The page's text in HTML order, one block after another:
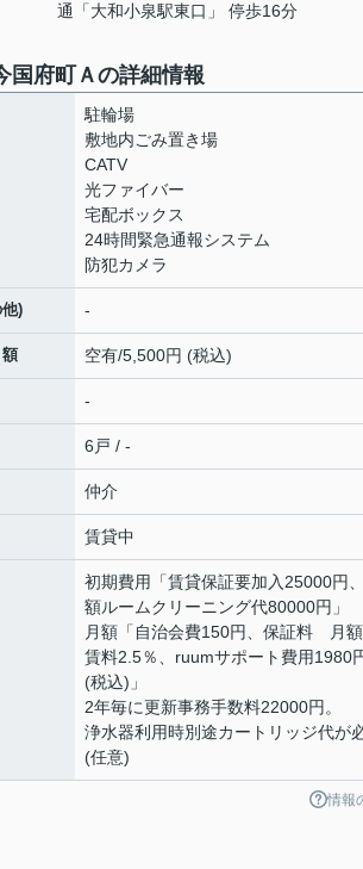
通「大和小泉駅東口」 停歩16分
国府町Ａの詳細情報
駐輪場
敷地内ごみ置き場
CATV
光ファイバー
宅配ボックス
24時間緊急通報システム
防犯カメラ
) -
空有/5,500円 (税込)
-
6戸 / -
仲介
賃貸中
初期費用「賃貸保証要加入25000円
額ルームクリーニング代80000円」
月額「自治会費150円、保証料 月
賃料2.5％、ruumサポート費用1980
(税込)」
2年毎に更新事務手数料22000円。
浄水器利用時別途カートリッジ代が
(任意)
情報